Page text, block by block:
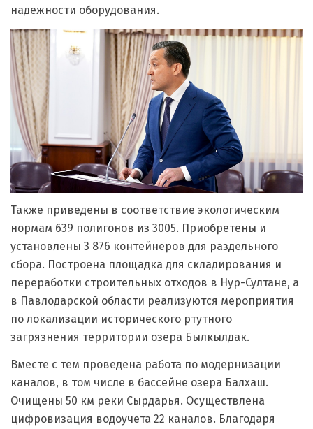
надежности оборудования.
Также приведены в соответствие экологическим
нормам 639 полигонов из 3005. Приобретены и
установлены 3 876 контейнеров для раздельного
сбора. Построена площадка для складирования и
переработки строительных отходов в Нур-Султане, а
в Павлодарской области реализуются мероприятия
по локализации исторического ртутного
загрязнения территории озера Былкылдак.
Вместе с тем проведена работа по модернизации
каналов, в том числе в бассейне озера Балхаш.
Очищены 50 км реки Сырдарья. Осуществлена
цифровизация водоучета 22 каналов. Благодаря